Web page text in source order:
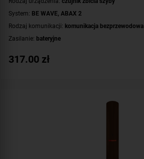
System: BE WAVE ABAX 2
Rodzaj komunikacji: komunikacja bezprzewodowa
Zasilanie: bateryjne
Dodatkowe informacje:
317.00 zł